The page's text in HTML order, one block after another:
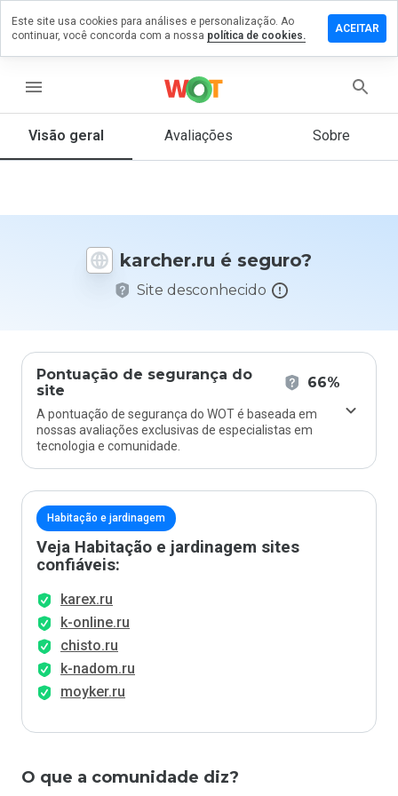
menu
Visão geral Avaliações Sobre
karcher.ru é seguro?
Site desconhecido
Pontuação de segurança do
site
66%
A pontuação de segurança do WOT é baseada em
nossas avaliações exclusivas de especialistas em
tecnologia e comunidade.
Habitação e jardinagem
Veja Habitação e jardinagem sites
confiáveis:
karex.ru
k-online.ru
chisto.ru
k-nadom.ru
moyker.ru
O que a comunidade diz?
um
que
Este site usa cookies para análises e personalização. Ao
continuar, você concorda com a nossa política de cookies.
ACEITAR